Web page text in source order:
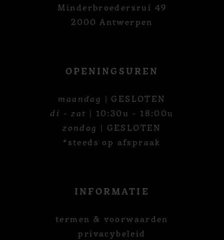
Minderbroedersrui 49
2000 Antwerpen
OPENINGSUREN
maandag | GESLOTEN
di - zat | 10:30u - 18:00u
zondag | GESLOTEN
*steeds op afspraak
INFORMATIE
termen & voorwaarden
privacybeleid